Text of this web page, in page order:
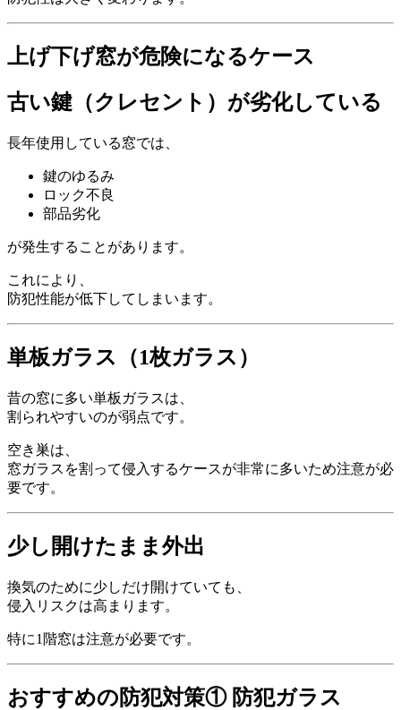
上げ下げ窓が危険になるケース
古い鍵（クレセント）が劣化している
長年使用している窓では、
鍵のゆるみ
ロック不良
部品劣化
が発生することがあります。
これにより、
防犯性能が低下してしまいます。
単板ガラス（1枚ガラス）
昔の窓に多い単板ガラスは、
割られやすいのが弱点です。
空き巣は、
窓ガラスを割って侵入するケースが非常に多いため注意が必
要です。
少し開けたまま外出
換気のために少しだけ開けていても、
侵入リスクは高まります。
特に1階窓は注意が必要です。
おすすめの防犯対策① 防犯ガラス